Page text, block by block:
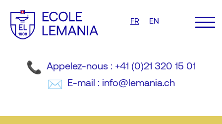
FR EN
Appelez-nous : +41 (0)21 320 15 01
E-mail : info@lemania.ch